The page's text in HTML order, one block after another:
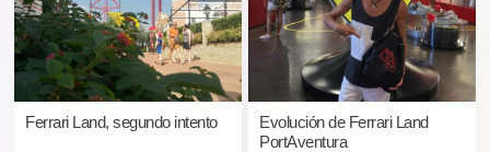
Ferrari Land, segundo intento
Evolución de Ferrari Land
PortAventura